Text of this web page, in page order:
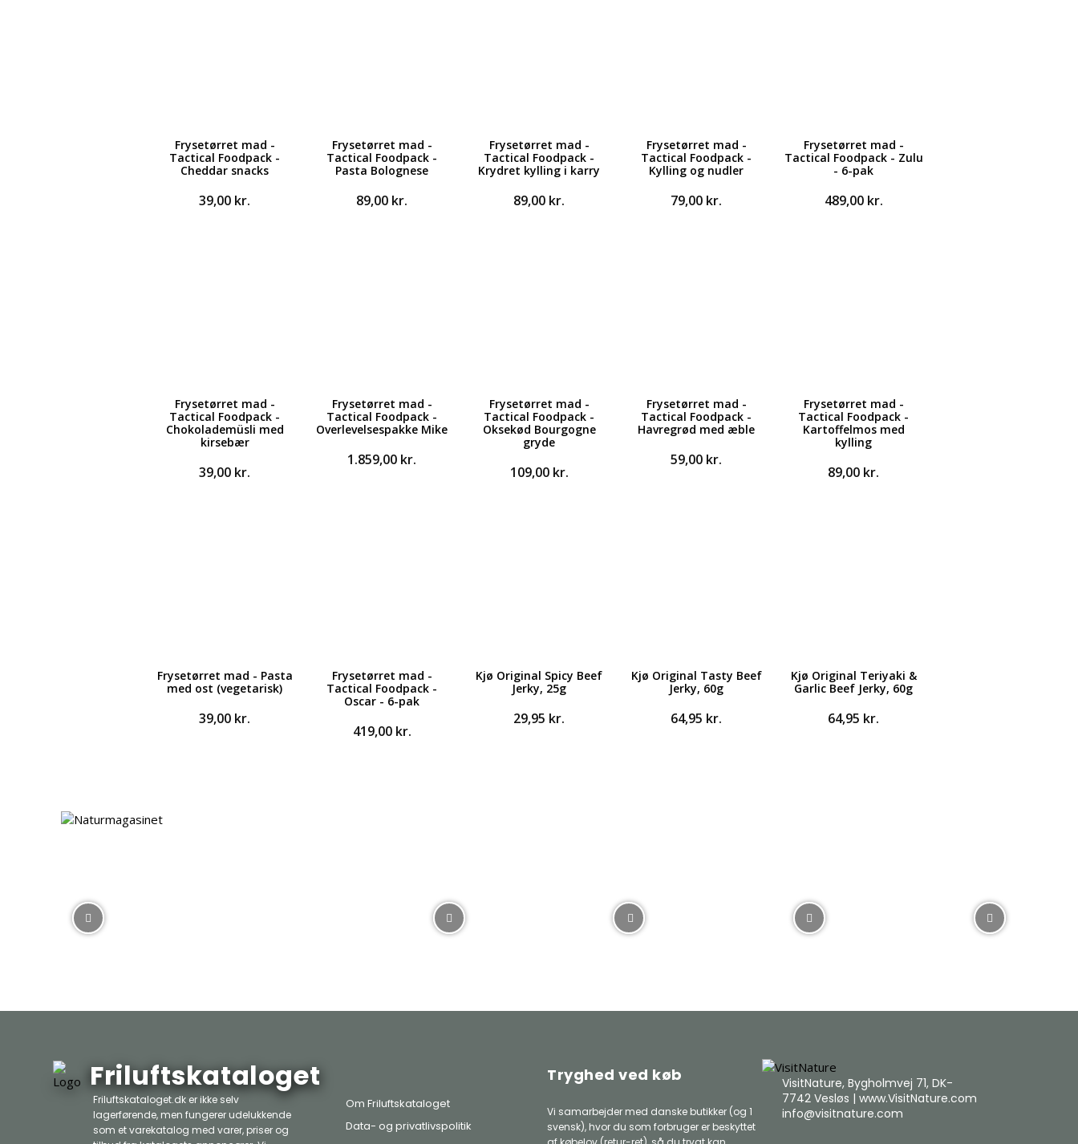
Frysetørret mad -
Tactical Foodpack -
Cheddar snacks
39,00 kr.
Frysetørret mad -
Tactical Foodpack -
Pasta Bolognese
89,00 kr.
Frysetørret mad -
Tactical Foodpack -
Krydret kylling i karry
89,00 kr.
Frysetørret mad -
Tactical Foodpack -
Kylling og nudler
79,00 kr.
Frysetørret mad -
Tactical Foodpack - Zulu
- 6-pak
489,00 kr.
Frysetørret mad -
Tactical Foodpack -
Chokolademüsli med
kirsebær
39,00 kr.
Frysetørret mad -
Tactical Foodpack -
Overlevelsespakke Mike
1.859,00 kr.
Frysetørret mad -
Tactical Foodpack -
Oksekød Bourgogne
gryde
109,00 kr.
Frysetørret mad -
Tactical Foodpack -
Havregrød med æble
59,00 kr.
Frysetørret mad -
Tactical Foodpack -
Kartoffelmos med
kylling
89,00 kr.
Frysetørret mad - Pasta
med ost (vegetarisk)
39,00 kr.
Frysetørret mad -
Tactical Foodpack -
Oscar - 6-pak
419,00 kr.
Kjø Original Spicy Beef
Jerky, 25g
29,95 kr.
Kjø Original Tasty Beef
Jerky, 60g
64,95 kr.
Kjø Original Teriyaki &
Garlic Beef Jerky, 60g
64,95 kr.
Friluftskataloget
Friluftskataloget.dk er ikke selv
lagerførende, men fungerer udelukkende
som et varekatalog med varer, priser og
Om Friluftskataloget
Data- og privatlivspolitik
Tryghed ved køb
Vi samarbejder med danske butikker (og 1
svensk), hvor du som forbruger er beskyttet
VisitNature, Bygholmvej 71, DK-
7742 Vesløs | www.VisitNature.com
info@visitnature.com